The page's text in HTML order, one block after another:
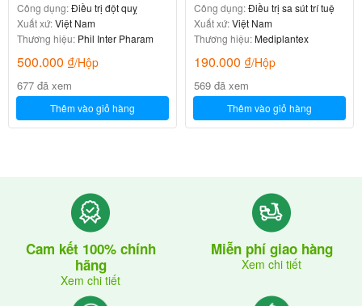
Công dụng:Điều trị đột quỵ
Xuất xứ:Việt Nam
Thương hiệu: Phil Inter Pharam
500.000 ₫/Hộp
677 đã xem
Thêm vào giỏ hàng
Công dụng:Điều trị sa sút trí tuệ
Xuất xứ:Việt Nam
Thương hiệu:Mediplantex
190.000 ₫/Hộp
569 đã xem
Thêm vào giỏ hàng
Cam kết 100% chính
hãng
Xem chi tiết
Miễn phí giao hàng
Xem chi tiết